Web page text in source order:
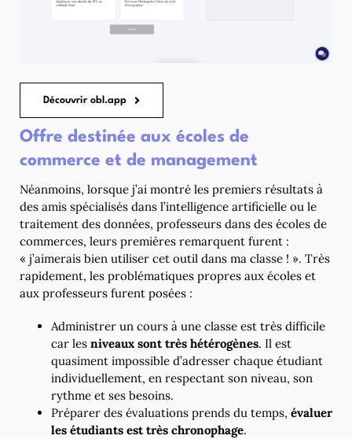
Découvrir obl.app
Offre destinée aux écoles de
commerce et de management
Néanmoins, lorsque j’ai montré les premiers résultats à
des amis spécialisés dans l’intelligence artificielle ou le
traitement des données, professeurs dans des écoles de
commerces, leurs premières remarquent furent :
« j’aimerais bien utiliser cet outil dans ma classe ! ». Très
rapidement, les problématiques propres aux écoles et
aux professeurs furent posées :
Administrer un cours à une classe est très difficile
car les niveaux sont très hétérogènes. Il est
quasiment impossible d’adresser chaque étudiant
individuellement, en respectant son niveau, son
rythme et ses besoins.
Préparer des évaluations prends du temps, évaluer
les étudiants est très chronophage.